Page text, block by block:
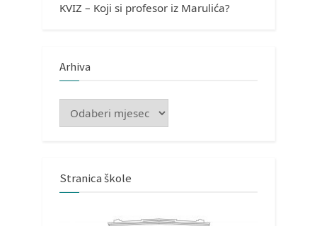
KVIZ – Koji si profesor iz Marulića?
Arhiva
Arhiva
Stranica škole